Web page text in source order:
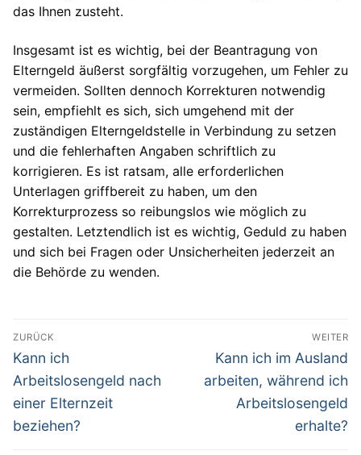
das Ihnen zusteht.
Insgesamt ist es wichtig, bei der Beantragung von
Elterngeld äußerst sorgfältig vorzugehen, um Fehler zu
vermeiden. Sollten dennoch Korrekturen notwendig
sein, empfiehlt es sich, sich umgehend mit der
zuständigen Elterngeldstelle in Verbindung zu setzen
und die fehlerhaften Angaben schriftlich zu
korrigieren. Es ist ratsam, alle erforderlichen
Unterlagen griffbereit zu haben, um den
Korrekturprozess so reibungslos wie möglich zu
gestalten. Letztendlich ist es wichtig, Geduld zu haben
und sich bei Fragen oder Unsicherheiten jederzeit an
die Behörde zu wenden.
Beitragsnavigation
ZURÜCK
Vorheriger
Beitrag:
Kann ich
Arbeitslosengeld nach
einer Elternzeit
beziehen?
WEITER
Nächster
Beitrag:
Kann ich im Ausland
arbeiten, während ich
Arbeitslosengeld
erhalte?